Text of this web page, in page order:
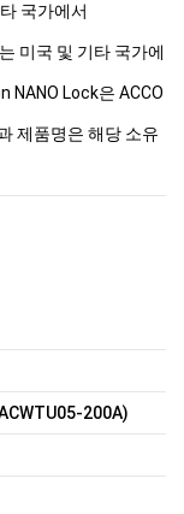
국가에서
미국 및 기타 국가에
NANO Lock은 ACCO
제품명은 해당 소유
200A)